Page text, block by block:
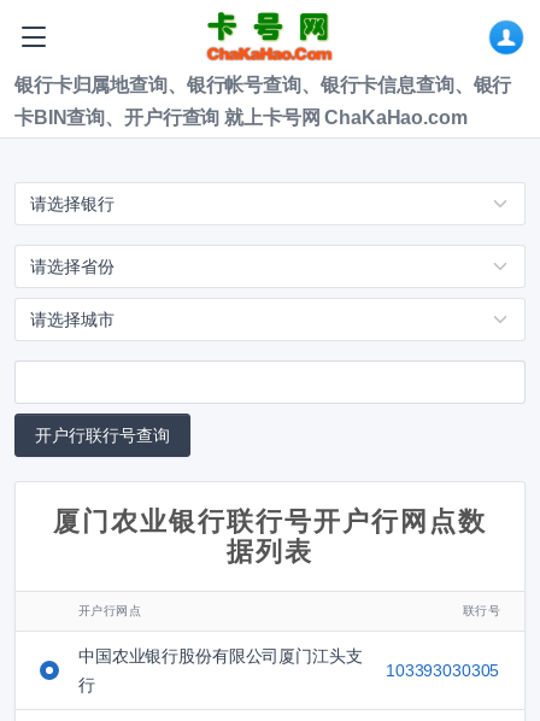
银行卡归属地查询、银行帐号查询、银行卡信息查询、银行
卡BIN查询、开户行查询 就上卡号网 ChaKaHao.com
厦门农业银行联行号开户行网点数
据列表
开户行网点 联行号
中国农业银行股份有限公司厦门江头支
行
103393030305